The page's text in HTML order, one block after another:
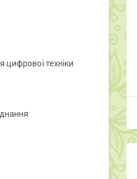
цифрової техніки